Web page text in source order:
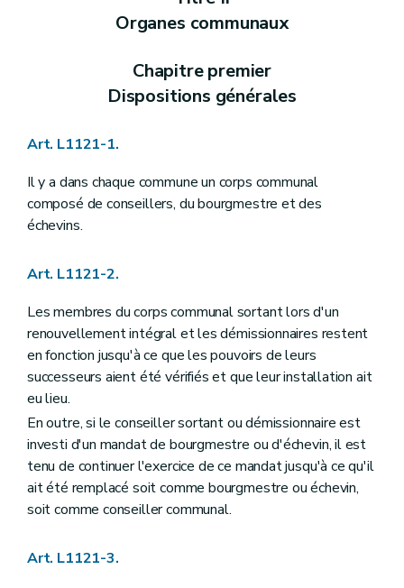
Art. L1124-30
Art. L1124-31
Art. L1124-33
Art. L1124-34
Art. L1124-35
Art. L1124-40
Art. L1124-41
Art. L1124-47
Art. L1124-48
Art. L1124-49
Chapitre V Incompatibilités et conflits d'intérêts
Art. L1125-1
Art. L1125-4
Art. L1125-5
Art. L1125-6
Art. L1125-7
Art. L1125-8
Art. L1125-9
Art. L1126-1
Organes communaux
Chapitre premier
Dispositions générales
Art. L1121-1.
Il y a dans chaque commune un corps communal
composé de conseillers, du bourgmestre et des
échevins.
Art. L1121-2.
Les membres du corps communal sortant lors d'un
renouvellement intégral et les démissionnaires restent
en fonction jusqu'à ce que les pouvoirs de leurs
successeurs aient été vérifiés et que leur installation ait
eu lieu.
En outre, si le conseiller sortant ou démissionnaire est
investi d'un mandat de bourgmestre ou d'échevin, il est
tenu de continuer l'exercice de ce mandat jusqu'à ce qu'il
ait été remplacé soit comme bourgmestre ou échevin,
soit comme conseiller communal.
Art. L1121-3.